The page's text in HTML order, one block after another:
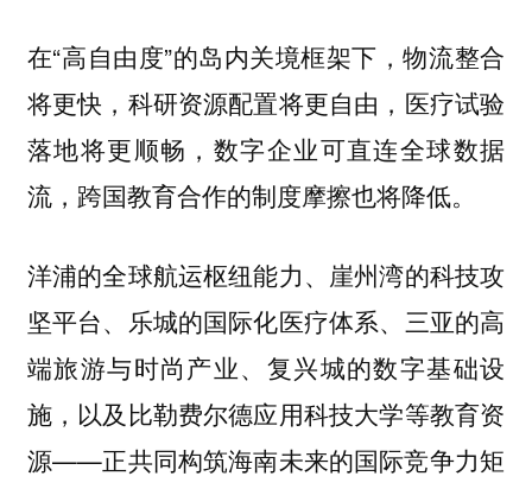
在“高自由度”的岛内关境框架下，物流整合
将更快，科研资源配置将更自由，医疗试验
落地将更顺畅，数字企业可直连全球数据
流，跨国教育合作的制度摩擦也将降低。
洋浦的全球航运枢纽能力、崖州湾的科技攻
坚平台、乐城的国际化医疗体系、三亚的高
端旅游与时尚产业、复兴城的数字基础设
施，以及比勒费尔德应用科技大学等教育资
源——正共同构筑海南未来的国际竞争力矩